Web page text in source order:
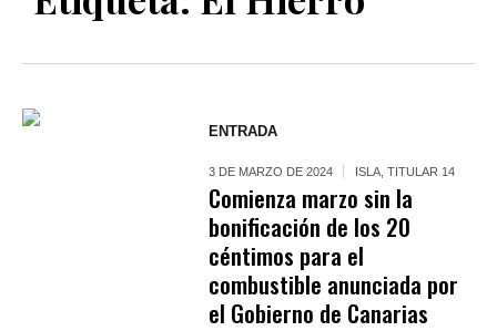
ENTRADA
3 DE MARZO DE 2024 ISLA ,TITULAR 14
Comienza marzo sin la
bonificación de los 20
céntimos para el
combustible anunciada por
el Gobierno de Canarias